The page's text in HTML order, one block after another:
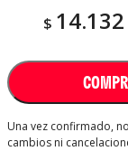
$ 14.132
Una vez confirmado,
cambios ni